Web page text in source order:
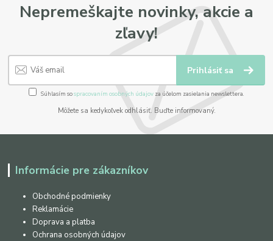
Nepremeškajte novinky, akcie a
zľavy!
Prihlásiť sa
Súhlasím sospracovaním osobných údajov za účelom zasielania newslettera.
Môžete sa kedykoľvek odhlásiť. Buďte informovaný.
Informácie pre zákazníkov
Obchodné podmienky
Reklamácie
Doprava a platba
Ochrana osobných údajov